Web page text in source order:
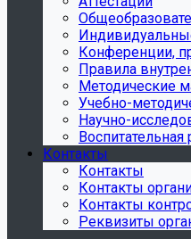
Конференции,
Правила
Методические
Учебно-
Научно-
Воспитательная
Контакты
Контакты
Контакты
Контакты
Реквизиты